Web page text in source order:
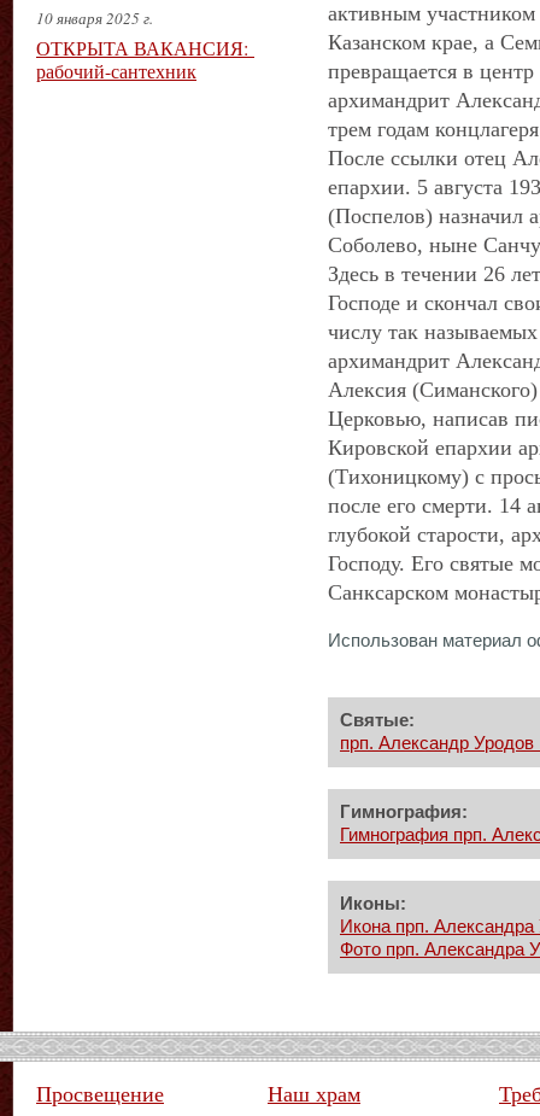
активным
Казанском крае, а
превращается в
архимандрит
трем годам
После ссылки отец
епархии. 5 августа
(Поспелов) назначил
Соболево, ныне
Здесь в течении 26
Господе и скончал
числу так
архимандрит
Алексия
Церковью, написав
Кировской епархии
(Тихоницкому) с
после его смерти. 14
глубокой старости,
Господу. Его святые
Санксарском
Использован материал
Святые:
прп. Александр Уродов
Гимнография:
Гимнография прп.
Иконы:
Икона прп.
Фото прп. Александра
10 января 2025 г.
ОТКРЫТА ВАКАНСИЯ:
рабочий-сантехник
Просвещение Наш храм